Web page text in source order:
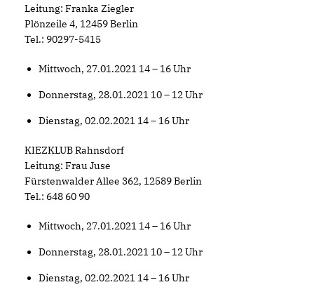
Leitung: Franka Ziegler
Plönzeile 4, 12459 Berlin
Tel.: 90297-5415
Mittwoch, 27.01.2021 14 – 16 Uhr
Donnerstag, 28.01.2021 10 – 12 Uhr
Dienstag, 02.02.2021 14 – 16 Uhr
KIEZKLUB Rahnsdorf
Leitung: Frau Juse
Fürstenwalder Allee 362, 12589 Berlin
Tel.: 648 60 90
Mittwoch, 27.01.2021 14 – 16 Uhr
Donnerstag, 28.01.2021 10 – 12 Uhr
Dienstag, 02.02.2021 14 – 16 Uhr